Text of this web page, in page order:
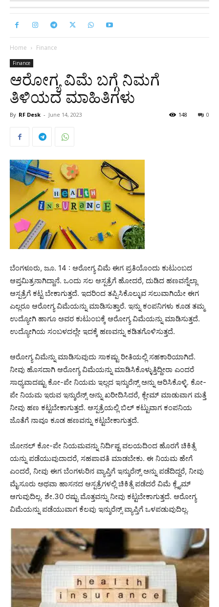
Home Finance
Finance
ಆರೋಗ್ಯ ವಿಮೆ ಬಗ್ಗೆ ನಿಮಗೆ
ತಿಳಿಯದ ಮಾಹಿತಿಗಳು
By RF Desk - June 14, 2023 0
148
ಬೆಂಗಳೂರು, ಜೂ. 14 : ಆರೋಗ್ಯ ವಿಮೆ ಈಗ ಪ್ರತಿಯೊಂದು ಕುಟುಂಬದ
ಆಪ್ತಮಿತ್ರನಾಗಿದ್ದಾನೆ. ಒಂದು ಸಲ ಆಸ್ಪತ್ರೆಗೆ ಹೋದರೆ, ದುಡಿದ ಹಣವನ್ನೆಲ್ಲಾ
ಆಸ್ಪತ್ರೆಗೆ ಕಟ್ಟ ಬೇಕಾಗುತ್ತದೆ. ಇದರಿಂದ ತಪ್ಪಿಸಿಕೊಲ್ಳುವ ಸಲುವಾಗಿಯೇ ಈಗ
ಎಲ್ಲರೂ ಆರೋಗ್ಯ ವಿಮೆಯನ್ನು ಮಾಡಿಸುತ್ತಾರೆ. ಇನ್ನು ಕಂಪನಿಗಳು ಕೂಡ ತಮ್ಮ
ಉದ್ಯೋಗಿ ಹಾಗೂ ಅವರ ಕುಟುಂಬಕ್ಕೆ ಆರೋಗ್ಯ ವಿಮೆಯನ್ನು ಮಾಡಿಸುತ್ತದೆ.
ಉದ್ಯೋಗಿಯ ಸಂಬಳದಲ್ಲೇ ಇದಕ್ಕೆ ಹಣವನ್ನು ಕಡಿತಗೊಳಿಸುತ್ತದೆ.
ಆರೋಗ್ಯ ವಿಮೆನ್ನು ಮಾಡಿಸುವುದು ಸಾಕಷ್ಟು ರೀತಿಯಲ್ಲಿ ಸಹಕಾರಿಯಾಗಿದೆ.
ನೀವು ಹೊಸದಾಗಿ ಆರೋಗ್ಯ ವಿಮೆಯನ್ನು ಮಾಡಿಸಿಕೊಳ್ಳುತ್ತಿದ್ದೀರಾ ಎಂದರೆ
ಸಾಧ್ಯವಾದಷ್ಟು ಕೋ-ಪೇ ನಿಯಮ ಇಲ್ಲದ ಇನ್ಶುರೆನ್ಸ್ ಅನ್ನು ಆರಿಸಿಕೊಳ್ಳಿ. ಕೋ-
ಪೇ ನಿಯಮ ಇರುವ ಇನ್ಶುರೆನ್ಸ್ ಅನ್ನು ಖರೀದಿಸಿದರೆ, ಕ್ಲೇಮ್ ಮಾಡುವಾಗ ಮತ್ತೆ
ನೀವು ಹಣ ಕಟ್ಟಬೇಕಾಗುತ್ತದೆ. ಆಸ್ಪತ್ರೆಯಲ್ಲಿ ಬಿಲ್ ಕಟ್ಟುವಾಗ ಕಂಪನಿಯ
ಜೊತೆಗೆ ನಾವೂ ಕೂಡ ಹಣವನ್ನು ಕಟ್ಟಬೇಕಾಗುತ್ತದೆ.
ಜೋನಲ್ ಕೋ-ಪೇ ನಿಯಮವನ್ನು ನಿರ್ದಿಷ್ಟ ವಲಯದಿಂದ ಹೊರಗೆ ಚಿಕಿತ್ಸೆ
ಯನ್ನು ಪಡೆಯುವುದಾದರೆ, ಸಹಪಾವತಿ ಮಾಡಬೇಕು. ಈ ನಿಯಮ ಹೇಗೆ
ಎಂದರೆ, ನೀವು ಈಗ ಬೆಂಗಳುರಿನ ವ್ಯಾಪ್ತಿಗೆ ಇನ್ಶುರೆನ್ಸ್ ಅನ್ನು ಪಡೆದಿದ್ದರೆ, ನೀವು
ಮೈಸೂರು ಅಥವಾ ಹಾಸನದ ಆಸ್ಪತ್ರೆಗಳಲ್ಲಿ ಚಿಕಿತ್ಸೆ ಪಡೆದರೆ ವಿಮೆ ಕ್ಲೈಮ್
ಆಗುವುದಿಲ್ಲ. ಶೇ.30 ರಷ್ಟು ಮೊತ್ತವನ್ನು ನೀವು ಕಟ್ಟಬೇಕಾಗುತ್ತದೆ. ಆರೋಗ್ಯ
ವಿಮೆಯನ್ನು ಪಡೆಯುವಾಗ ಕೆಲವು ಇನ್ಶುರೆನ್ಸ್ ವ್ಯಾಪ್ತಿಗೆ ಒಳಪಡುವುದಿಲ್ಲ.